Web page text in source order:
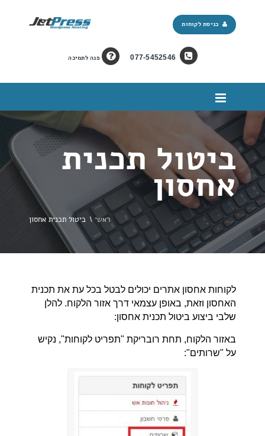
077-5452546 פנה לתמיכה
כניסת לקוחות
ביטול תכנית
אחסון
ראשי \ ביטול תכנית אחסון
לקוחות אחסון אתרים יכולים לבטל בכל עת את תכנית
האחסון וזאת, באופן עצמאי דרך אזור הלקוח. להלן
שלבי ביצוע ביטול תכנית אחסון:
באזור הלקוח, תחת רובריקת "תפריט לקוחות", נקיש
על "שרותים":